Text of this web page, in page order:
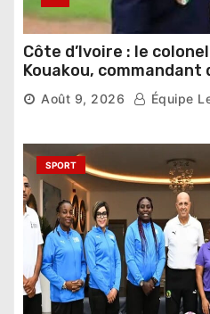
Côte d’Ivoire : le
Kouakou, commandant
militaire, n’est plus
Août 9, 2026 Équipe
SPORT